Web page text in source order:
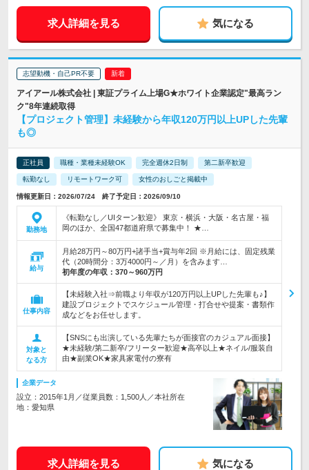
求人詳細を見る 気になる
志望動機・自己PR不要
アイアール株式会社 | 東証プライム上場G★ホワイト企業認定"最高ラン
ク"8年連続取得
【プロジェクト管理】未経験から年収120万円以上UPした先輩
も◎
正社員 職種・業種未経験OK 完全週休2日制 第二新卒歓迎
転勤なし リモートワーク可 女性のおしごと掲載中
情報更新日：2026/07/24 終了予定日：2026/09/10
勤務地
《転勤なし／UIターン歓迎》 東京・横浜・大阪・名古屋・福
岡のほか、全国47都道府県で募集中！ ★…
給与
月給28万円～80万円+諸手当+賞与年2回 ※月給には、固定残業
代（20時間分：3万4000円～／月）を含みます…
初年度の年収： 370～960万円
仕事内容
【未経験入社⇒前職より年収が120万円以上UPした先輩も♪】
建設プロジェクトでスケジュール管理・打合せや提案・書類作
成などをお任せします。
対象と
なる方
【SNSにも出演している先輩たちが面接官のカジュアル面接】
★未経験/第二新卒/フリーター歓迎★高卒以上★ネイル/服装自
由★副業OK★家具家電付の寮有
企業データ
設立：2015年1月／従業員数：1,500人／本社所在
地：愛知県
求人詳細を見る 気になる